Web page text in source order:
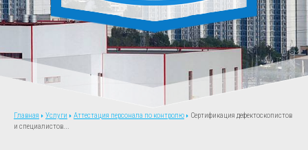
Главная Услуги Аттестация персонала по контролю
Сертификация дефектоскопистов
и специалистов...